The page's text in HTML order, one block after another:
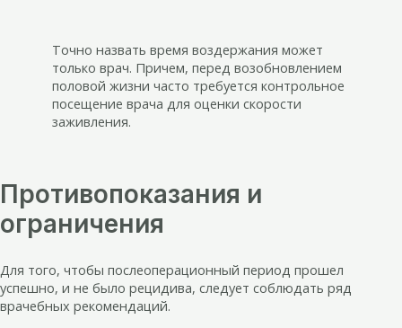
Точно назвать время воздержания может
только врач. Причем, перед возобновлением
половой жизни часто требуется контрольное
посещение врача для оценки скорости
заживления.
Противопоказания и
ограничения
Для того, чтобы послеоперационный период прошел
успешно, и не было рецидива, следует соблюдать ряд
врачебных рекомендаций.